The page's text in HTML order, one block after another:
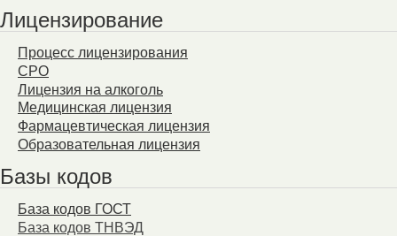
Лицензирование
Процесс лицензирования
СРО
Лицензия на алкоголь
Медицинская лицензия
Фармацевтическая лицензия
Образовательная лицензия
Базы кодов
База кодов ГОСТ
База кодов ТНВЭД